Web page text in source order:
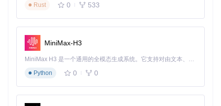
其他自定义行为: 搜索设置、是否跨链搜索等高级选项。
由于直接的配置文件名(
引用中显示，建议查看项目文档或安装后的提示获取最新的配
置模板和说明。
息是基于提供的描述性文本综合而成，细节可能会随着项目更
新而变化。
Rust
0 533
MiniMax-H3
MiniMax H3 是一个通用的全模态生成系统。它支持对由文本、图像、视频和音频组成的多模态上下文进行统一理解，并能生成分辨率高达 2K、时长可达 15 秒的带原生立体声音频的视频。得益于面向任务泛化的系统设计，H3 在预训练阶段就已具备广泛的多模态上下文理解与生成能力，能够出色地执行复杂的多模态指令。
Python
0 0